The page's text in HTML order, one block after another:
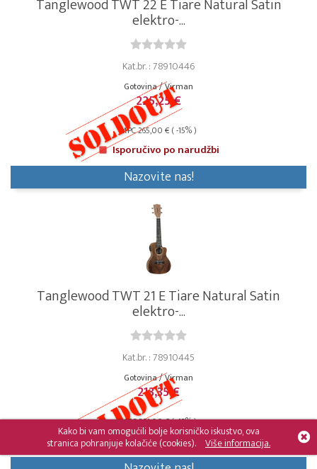
Tanglewood TWT 22 E Tiare Natural Satin
elektro-...
Kat.br. : 78910446
Gotovina / Virman
225,25 €
MPC 265,00 € ( -15% )
Isporučivo po narudžbi
Nazovite nas!
Tanglewood TWT 21 E Tiare Natural Satin
elektro-...
Kat.br. : 78910445
Gotovina / Virman
213,35 €
MPC 251,00 € ( -15% )
Isporučivo po narudžbi
Kako bi vam omogućili bolje korisničko iskustvo, ova
stranica pohranjuje kolačiće (cookies). Više informacija.